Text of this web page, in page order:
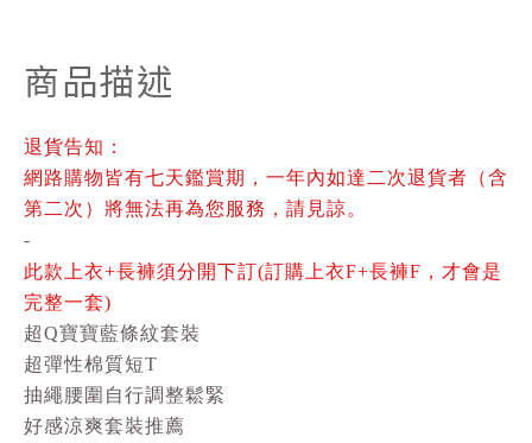
商品描述
退貨告知：
網路購物皆有七天鑑賞期，一年內如達二次退貨者（含
第二次）將無法再為您服務，請見諒。
-
此款上衣+長褲須分開下訂(訂購上衣F+長褲F，才會是
完整一套)
超Q寶寶藍條紋套裝
超彈性棉質短T
抽繩腰圍自行調整鬆緊
好感涼爽套裝推薦